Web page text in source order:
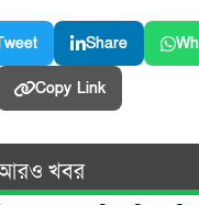
Share
Copy Link
আরও খবর